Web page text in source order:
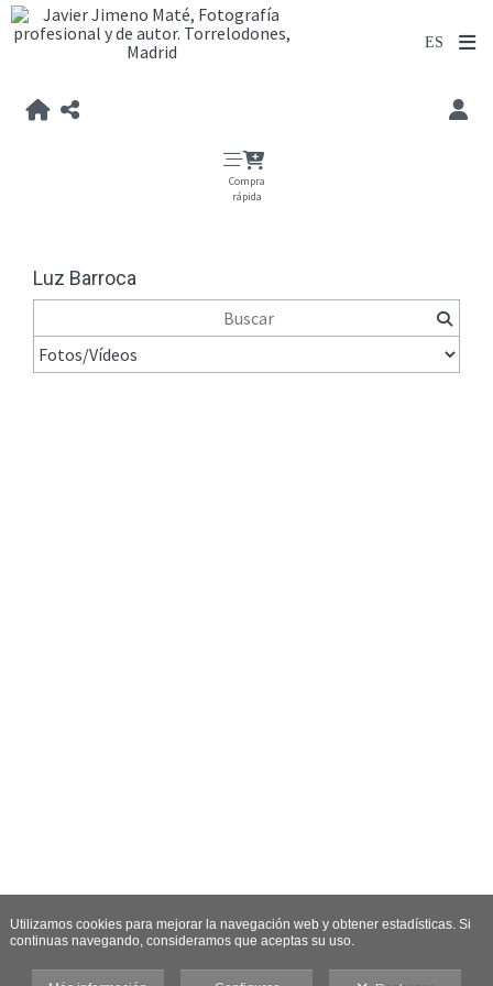
Compra
rápida
Luz Barroca
Utilizamos cookies para mejorar la navegación web y obtener estadísticas. Si
continuas navegando, consideramos que aceptas su uso.